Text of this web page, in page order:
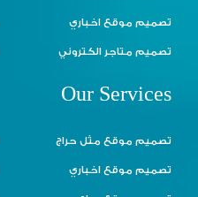
تصميم موقع اخباري
تصميم متاجر الكتروني
Our Services
تصميم موقع مثل حراج
تصميم موقع اخباري